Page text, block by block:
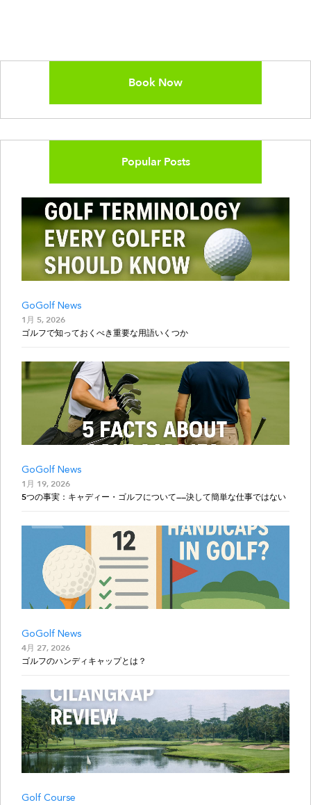
Book Now
Popular Posts
GoGolf News
1月 5, 2026
ゴルフで知っておくべき重要な用語いくつか
GoGolf News
1月 19, 2026
5つの事実：キャディー・ゴルフについて——決して簡単な仕事ではない
GoGolf News
4月 27, 2026
ゴルフのハンディキャップとは？
Golf Course